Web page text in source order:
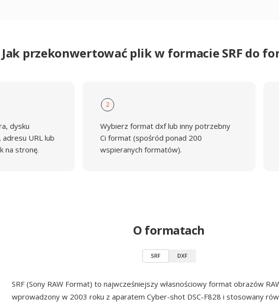
Jak przekonwertować plik w formacie SRF do
dysku
URL lub
na stronę.
2
Wybierz format dxf lub inny potrzebny
Ci format (spośród ponad 200
wspieranych formatów).
O formatach
SRF DXF
SRF (Sony RAW Format) to najwcześniejszy własnościowy format obrazów
wprowadzony w 2003 roku z aparatem Cyber-shot DSC-F828 i stosowany